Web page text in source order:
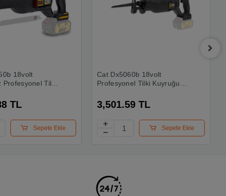
18volt
Profesyonel Tilki
TL
Sepete Ekle
Cat Dx5060b 18volt
Profesyonel Tilki Kuyruğu
3,501.59 TL
Sepete Ekle